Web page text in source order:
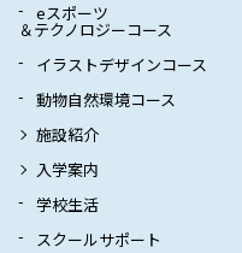
eスポーツ
＆テクノロジーコース
イラストデザインコース
動物自然環境コース
施設紹介
入学案内
学校生活
スクールサポート